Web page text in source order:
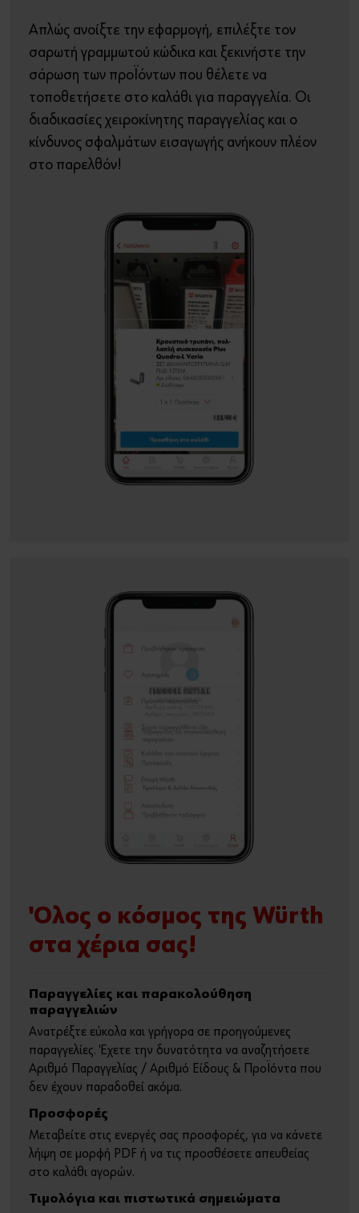
Απλώς ανοίξτε την εφαρμογή, επιλέξτε τον
σαρωτή γραμμωτού κώδικα και ξεκινήστε την
σάρωση των προϊόντων που θέλετε να
τοποθετήσετε στο καλάθι για παραγγελία. Οι
διαδικασίες χειροκίνητης παραγγελίας και ο
κίνδυνος σφαλμάτων εισαγωγής ανήκουν πλέον
στο παρελθόν!
Όλος ο κόσμος της Würth
στα χέρια σας!
Παραγγελίες και παρακολούθηση
παραγγελιών
Ανατρέξτε εύκολα και γρήγορα σε προηγούμενες
παραγγελίες. Έχετε την δυνατότητα να αναζητήσετε
Αριθμό Παραγγελίας / Αριθμό Είδους & Προϊόντα που
δεν έχουν παραδοθεί ακόμα.
Προσφορές
Μεταβείτε στις ενεργές σας προσφορές, για να κάνετε
λήψη σε μορφή PDF ή να τις προσθέσετε απευθείας
στο καλάθι αγορών.
Τιμολόγια και πιστωτικά σημειώματα